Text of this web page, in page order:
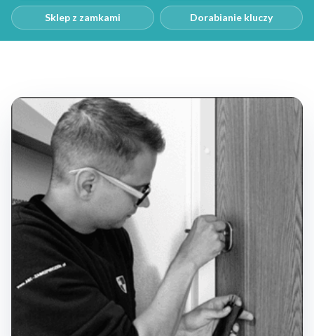
Sklep z zamkami Dorabianie kluczy